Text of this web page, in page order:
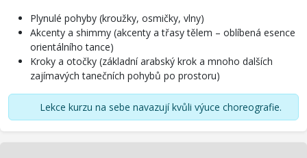
Plynulé pohyby (kroužky, osmičky, vlny)
Akcenty a shimmy (akcenty a třasy tělem – oblíbená esence
orientálního tance)
Kroky a otočky (základní arabský krok a mnoho dalších
zajímavých tanečních pohybů po prostoru)
Lekce kurzu na sebe navazují kvůli výuce choreografie.